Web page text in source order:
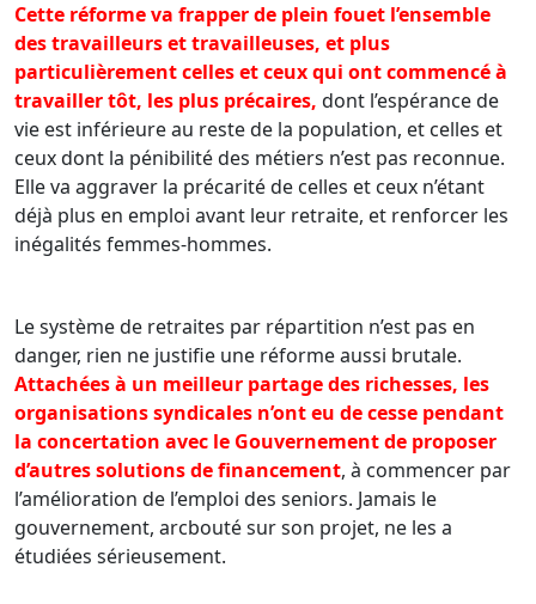
Cette réforme va frapper de plein fouet l’ensemble
des travailleurs et travailleuses, et plus
particulièrement celles et ceux qui ont commencé à
travailler tôt, les plus précaires, dont l’espérance de
vie est inférieure au reste de la population, et celles et
ceux dont la pénibilité des métiers n’est pas reconnue.
Elle va aggraver la précarité de celles et ceux n’étant
déjà plus en emploi avant leur retraite, et renforcer les
inégalités femmes-hommes.
Le système de retraites par répartition n’est pas en
danger, rien ne justifie une réforme aussi brutale.
Attachées à un meilleur partage des richesses, les
organisations syndicales n’ont eu de cesse pendant
la concertation avec le Gouvernement de proposer
d’autres solutions de financement, à commencer par
l’amélioration de l’emploi des seniors. Jamais le
gouvernement, arcbouté sur son projet, ne les a
étudiées sérieusement.